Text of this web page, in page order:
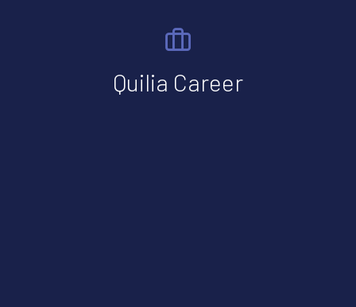
Quilia Career